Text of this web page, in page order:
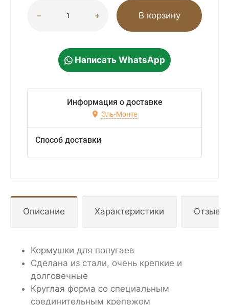
В корзину
Написать WhatsApp
Информация о доставке
Эль-Монте
Способ доставки
Описание Характеристики
Кормушки для попугаев
Сделана из стали, очень крепкие и
долговечные
Круглая форма со специальным
соединительным крепежом